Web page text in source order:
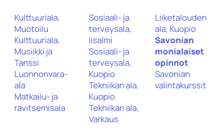
Kulttuuriala,
Muotoilu
Kulttuuriala,
Musiikki ja
Tanssi
Luonnonvara-
ala
Matkailu- ja
ravitsemisala
Sosiaali- ja
terveysala,
Iisalmi
Sosiaali- ja
terveysala,
Kuopio
Tekniikan ala,
Kuopio
Tekniikan ala,
Varkaus
Liiketalouden
ala, Kuopio
Savonian
monialaiset
opinnot
Savonian
valintakurssit